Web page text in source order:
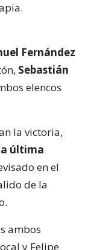
Fernández
Sebastián
elencos
la victoria,
última
en el
de la
ambos
y Felipe